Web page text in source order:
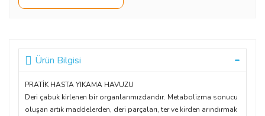
Ürün Bilgisi
PRATİK HASTA YIKAMA HAVUZU
Deri çabuk kirlenen bir organlarımızdandır. Metabolizma sonucu
oluşan artık maddelerden, deri parçaları, ter ve kirden arındırmak